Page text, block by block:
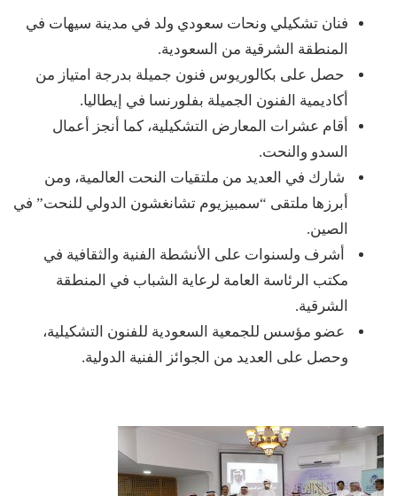
فنان تشكيلي ونحات سعودي ولد في مدينة سيهات في
المنطقة الشرقية من السعودية.
حصل على بكالوريوس فنون جميلة بدرجة امتياز من
أكاديمية الفنون الجميلة بفلورنسا في إيطاليا.
أقام عشرات المعارض التشكيلية، كما أنجز أعمال
السدو والنحت.
شارك في العديد من ملتقيات النحت العالمية، ومن
أبرزها ملتقى “سمبيزيوم تشانغشون الدولي للنحت” في
الصين.
أشرف ولسنوات على الأنشطة الفنية والثقافية في
مكتب الرئاسة العامة لرعاية الشباب في المنطقة
الشرقية.
عضو مؤسس للجمعية السعودية للفنون التشكيلية،
وحصل على العديد من الجوائز الفنية الدولية.